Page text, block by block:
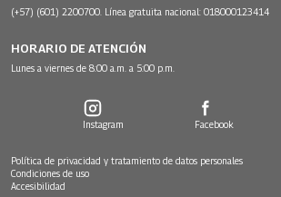
(+57) (601) 2200700. Línea gratuita nacional: 018000123414
HORARIO DE ATENCIÓN
Lunes a viernes de 8:00 a.m. a 5:00 p.m.
Instagram Facebook
Política de privacidad y tratamiento de datos personales
Condiciones de uso
Accesibilidad